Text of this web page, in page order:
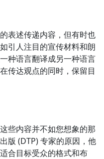
表述传递内容，但有时也
引人注目的宣传材料和朗
种语言翻译成另一种语言
传达观点的同时，保留目
些内容并不如您想象的那
版 (DTP) 专家的原因，他
合目标受众的格式和布